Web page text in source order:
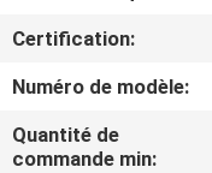
PROPOS
DE
NOUS
Certification:
Numéro de modèle:
Quantité de
commande min: